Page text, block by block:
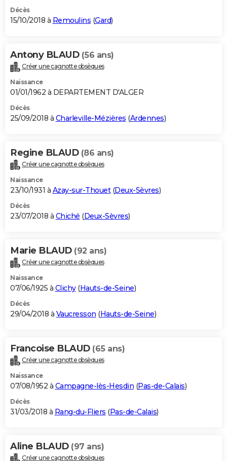
Décès
15/10/2018 à Remoulins (Gard)
Antony BLAUD (56 ans)
Créer une cagnotte obsèques
Naissance
01/01/1962 à DEPARTEMENT D'ALGER
Décès
25/09/2018 à Charleville-Mézières (Ardennes)
Regine BLAUD (86 ans)
Créer une cagnotte obsèques
Naissance
23/10/1931 à Azay-sur-Thouet(Deux-Sèvres)
Décès
23/07/2018 à Chiché (Deux-Sèvres)
Marie BLAUD (92 ans)
Créer une cagnotte obsèques
Naissance
07/06/1925 à Clichy(Hauts-de-Seine)
Décès
29/04/2018 à Vaucresson (Hauts-de-Seine)
Francoise BLAUD (65 ans)
Créer une cagnotte obsèques
Naissance
07/08/1952 à Campagne-lès-Hesdin (Pas-de-Calais)
Décès
31/03/2018 à Rang-du-Fliers (Pas-de-Calais)
Aline BLAUD (97 ans)
Créer une cagnotte obsèques